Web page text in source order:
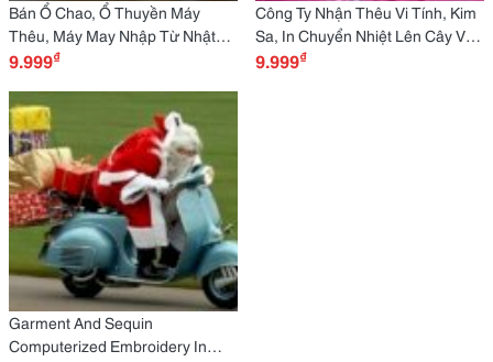
Bán Ổ Chao, Ổ Thuyền Máy
Thêu, Máy May Nhập Từ Nhật
Hirose
9.999₫
Công Ty Nhận Thêu Vi Tính, Kim
Sa, In Chuyển Nhiệt Lên Cây Vải,
Áo Thun
9.999₫
Garment And Sequin
Computerized Embroidery In